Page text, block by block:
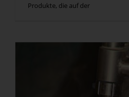
Produkte, die auf der